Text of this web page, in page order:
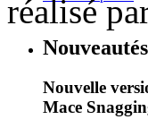
Nouveautés
Nouvelle
Mace
réalisé